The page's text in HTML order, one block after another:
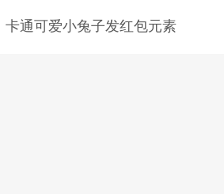
卡通可爱小兔子发红包元素